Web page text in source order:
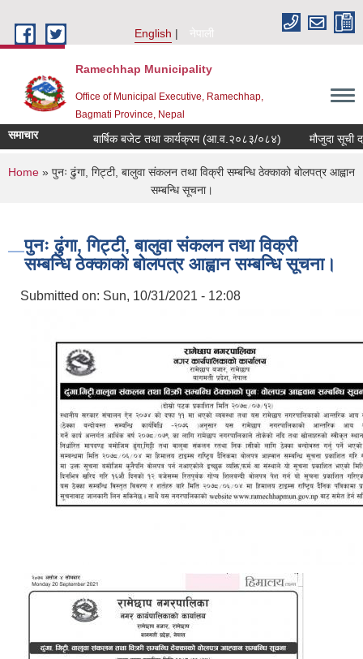
English
नेपाली
Ramechhap Municipality
Office of Municipal Executive, Ramechhap,
Bagmati Province, Nepal
समाचार बार्षिक बजेट तथा कार्यक्रम (आ.व.२०८३/०८४) मौजुदा सूची दर्ता गर्ने
You are here
Home » पुनः ढुंगा, गिट्टी, बालुवा संकलन तथा विक्री सम्बन्धि ठेक्काको बोलपत्र आह्वान
सम्बन्धि सूचना।
पुनः ढुंगा, गिट्टी, बालुवा संकलन तथा विक्री
सम्बन्धि ठेक्काको बोलपत्र आह्वान सम्बन्धि सूचना।
Submitted on: Sun, 10/31/2021 - 12:08